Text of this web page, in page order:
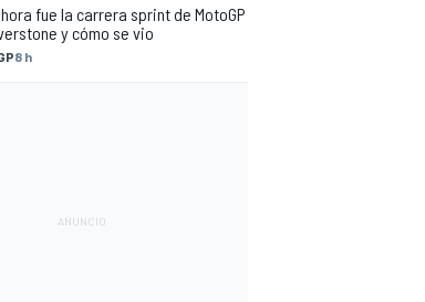
8 h
fue la carrera sprint de MotoGP
y cómo se vio